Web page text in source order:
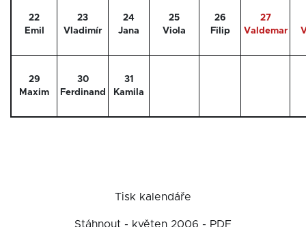
22
Emil
23
Vladimír
24
Jana
25
Viola
26
Filip
27
Valdemar
29
Maxim
30
Ferdinand
31
Kamila
Tisk kalendáře
Stáhnout - květen 2006 - PDF